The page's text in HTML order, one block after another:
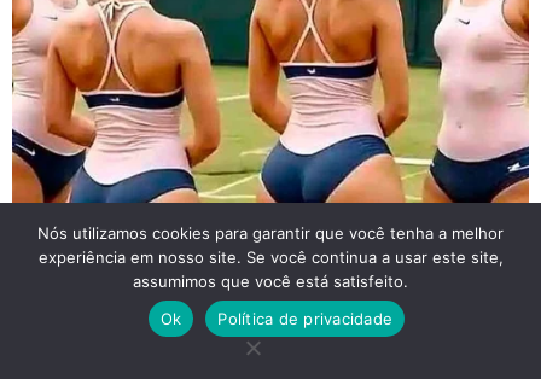
Nós utilizamos cookies para garantir que você tenha a melhor
experiência em nosso site. Se você continua a usar este site,
assumimos que você está satisfeito.
Ok
Política de privacidade